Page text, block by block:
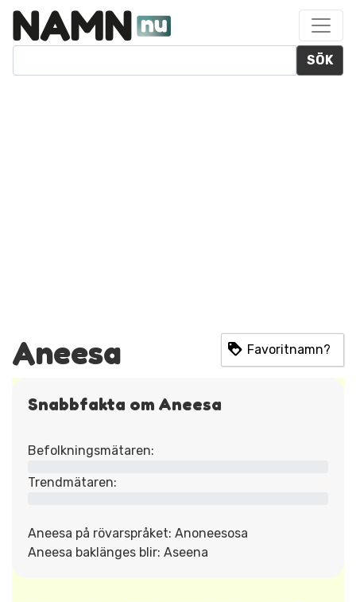
SÖK
Aneesa Favoritnamn?
Snabbfakta om Aneesa
Befolkningsmätaren:
Trendmätaren:
Aneesa på rövarspråket: Anoneesosa
Aneesa baklänges blir: Aseena